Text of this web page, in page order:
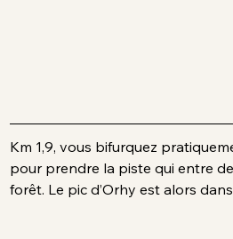
Km 1,9, vous bifurquez
pour prendre la piste qui entre
forêt. Le pic d’Orhy est alors